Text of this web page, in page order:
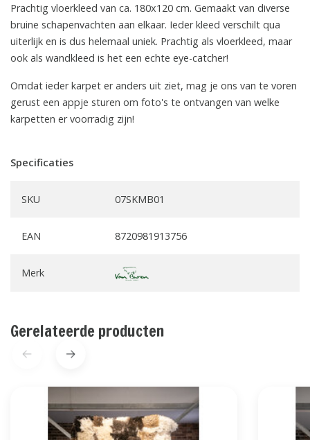
Prachtig vloerkleed van ca. 180x120 cm. Gemaakt van diverse
bruine schapenvachten aan elkaar. Ieder kleed verschilt qua
uiterlijk en is dus helemaal uniek. Prachtig als vloerkleed, maar
ook als wandkleed is het een echte eye-catcher!
Omdat ieder karpet er anders uit ziet, mag je ons van te voren
gerust een appje sturen om foto's te ontvangen van welke
karpetten er voorradig zijn!
Specificaties
SKU 07SKMB01
EAN 8720981913756
Merk
Gerelateerde producten